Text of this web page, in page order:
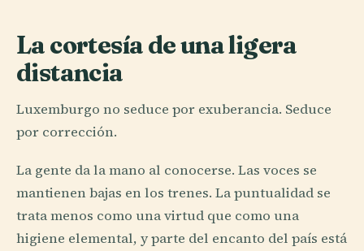
La cortesía de una ligera
distancia
Luxemburgo no seduce por exuberancia. Seduce
por corrección.
La gente da la mano al conocerse. Las voces se
mantienen bajas en los trenes. La puntualidad se
trata menos como una virtud que como una
higiene elemental, y parte del encanto del país está